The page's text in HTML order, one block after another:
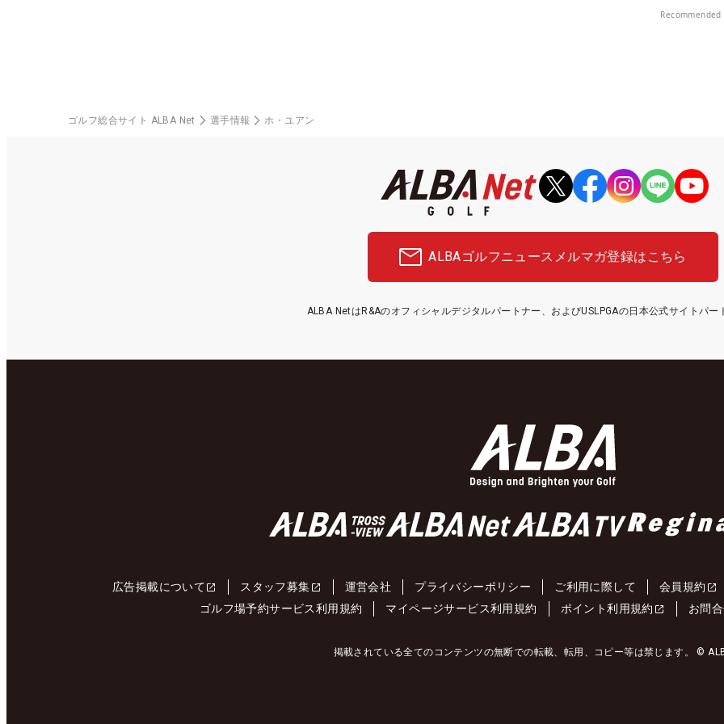
Recommended
ゴルフ総合サイト ALBA Net 選手情報 ホ・ユアン
ALBAゴルフニュース メルマガ登録はこちら
ALBA NetはR&Aのオフィシャルデジタルパートナー、およびUSLPGAの日本公式サイトパー
広告掲載について スタッフ募集 運営会社 プライバシーポリシー ご利用に際して 会員規約
ゴルフ場予約サービス利用規約
マイページサービス利用規約 ポイント利用規約 お問
掲載されている全てのコンテンツの無断での転載、転用、コピー等は禁じます。 ©